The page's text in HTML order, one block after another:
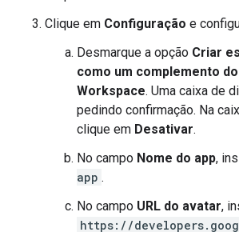
Clique em Configuração e
Desmarque a opção Criar
como um complemento
Workspace. Uma caixa de
pedindo confirmação. Na
clique em Desativar.
No campo Nome do app,
app .
No campo URL do avatar,
https://